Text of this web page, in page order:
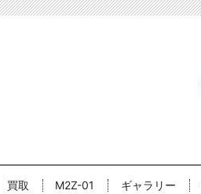
買取 M2Z-01 ギャラリー